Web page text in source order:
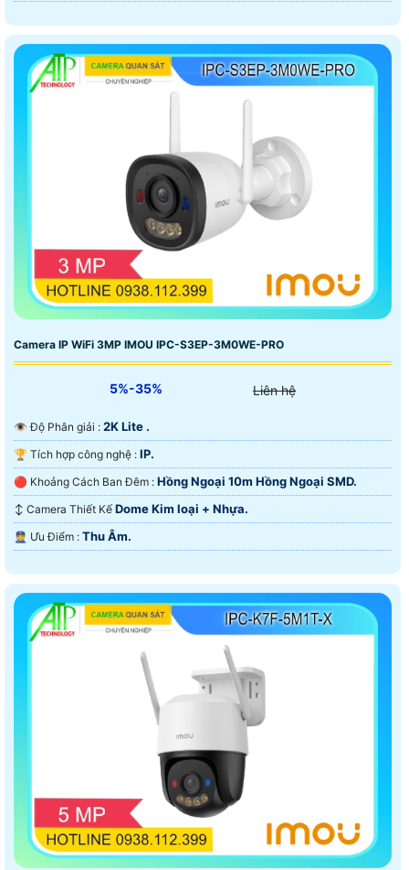
Camera IP WiFi 3MP IMOU IPC-S3EP-3M0WE-PRO
5%-35% Liên hệ
👁 Độ Phân giải : 2K Lite .
🏆 Tích hợp công nghệ : IP.
🔴 Khoảng Cách Ban Đêm : Hồng Ngoại 10m Hồng Ngoại SMD.
↕️ Camera Thiết Kế Dome Kim loại + Nhựa.
️👮 Ưu Điểm : Thu Âm.